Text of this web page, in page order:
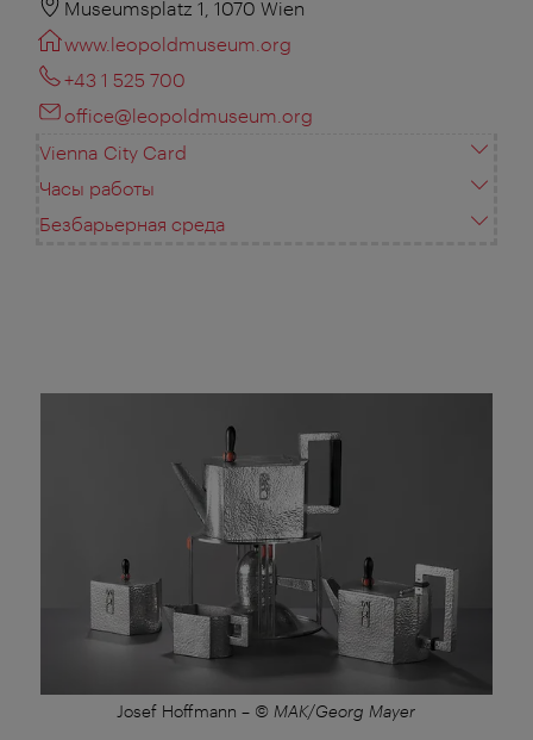
Museumsplatz 1, 1070 Wien
www.leopoldmuseum.org
+43 1 525 700
office@leopoldmuseum.org
Vienna City Card
Часы работы
Безбарьерная среда
Josef Hoffmann – © MAK/Georg Mayer